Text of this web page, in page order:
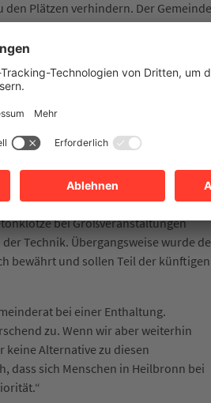
Plätzen verhindern. Der
Poller und Pflanzkübel
mieten. Die Anschaffung kostet circa
für mobile Sperren wie sie
und Land zuständig sind, tragen bei
Verantwortung, die Sicherheit durch
der Veranstaltungen zu
einschließlich Zufahrtsschutz
bei Großveranstaltungen
Technik. Übergangsweise wurde
bewährt und sollen Teil der künftigen
bei einer Enthaltung.
zu. Wenn wir aber weiterhin
Alternative zu diesen
dass sich Menschen in Heilbronn bei